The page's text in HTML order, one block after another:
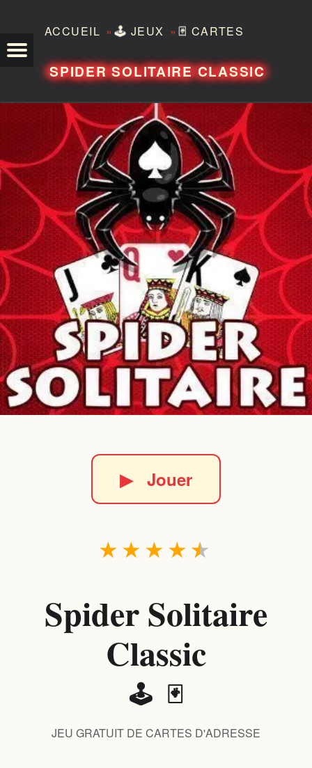
ACCUEIL »🕹️ JEUX »🃏 CARTES
SPIDER SOLITAIRE CLASSIC
▶Jouer
★
★
★
★
★
Spider Solitaire
Classic
🕹️ 🃏
JEU GRATUIT DE CARTES D'ADRESSE